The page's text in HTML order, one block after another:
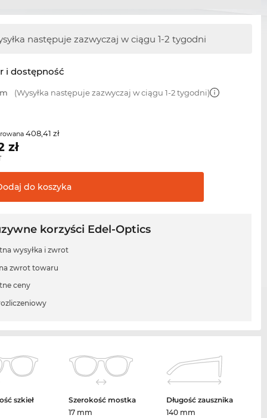
następuje zazwyczaj w ciągu 1-2 tygodni
i dostępność
(Wysyłka następuje zazwyczaj w ciągu 1-2 tygodni)
408,41 zł
zł
do koszyka
korzyści Edel-Optics
wysyłka i zwrot
zwrot towaru
ceny
szkieł
Szerokość mostka
17 mm
Długość zausznika
140 mm